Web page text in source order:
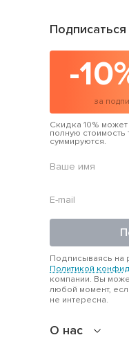
О нас
-
за
Скидка 10%
полную
суммируются.
Подписываясь на
Политикой
компании. Вы
любой момент,
не интересна.